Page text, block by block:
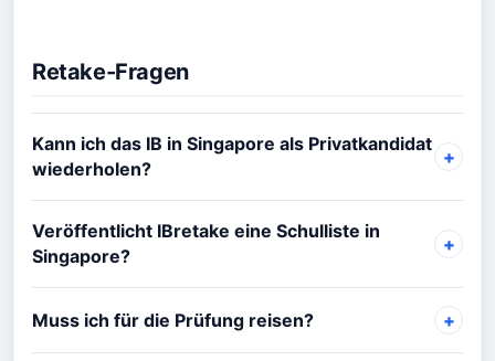
Retake-Fragen
Kann ich das IB in Singapore als Privatkandidat
wiederholen?
Veröffentlicht IBretake eine Schulliste in
Singapore?
Muss ich für die Prüfung reisen?